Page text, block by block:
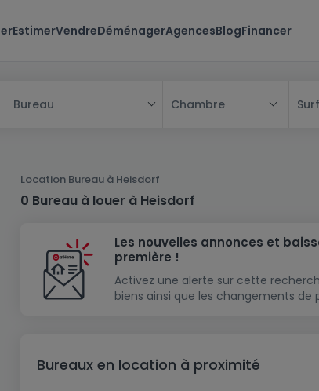
EstimerVendreDéménagerAgencesBlogFinancer
Bureau
Maison
Maison mitoyenne
Maison jumelée
Château
Appartement
Chambre
Studio
Triplex
Résidence
Lotissement
Maison à construire
Modèle de maison
Immeuble de rapport
Terrain non constructible
Garage - Parking
Bureau
Chambre
Location Bureau à Heisdorf
0 Bureau à louer à Heisdorf
Les nouvelles annonces et
première !
Activez une alerte sur cette
biens ainsi que les changements de
Bureaux en location à proximité